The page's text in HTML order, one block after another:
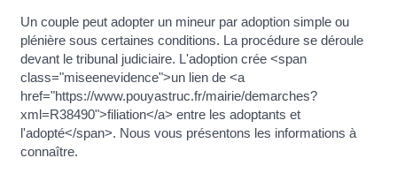
Un couple peut adopter un mineur par adoption simple ou
plénière sous certaines conditions. La procédure se déroule
devant le tribunal judiciaire. L'adoption crée <span
class="miseenevidence">un lien de <a
href="https://www.pouyastruc.fr/mairie/demarches?
xml=R38490">filiation</a> entre les adoptants et
l'adopté</span>. Nous vous présentons les informations à
connaître.